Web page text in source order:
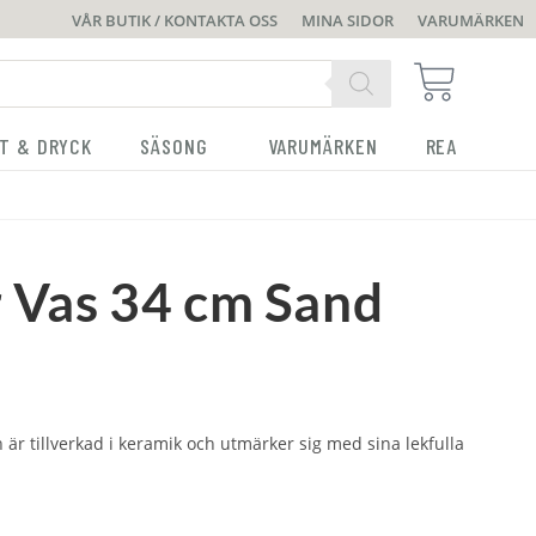
VÅR BUTIK / KONTAKTA OSS MINA SIDOR VARUMÄRKEN
& DRYCK SÄSONG VARUMÄRKEN REA
34 cm Sand
är tillverkad i keramik och utmärker sig med sina lekfulla